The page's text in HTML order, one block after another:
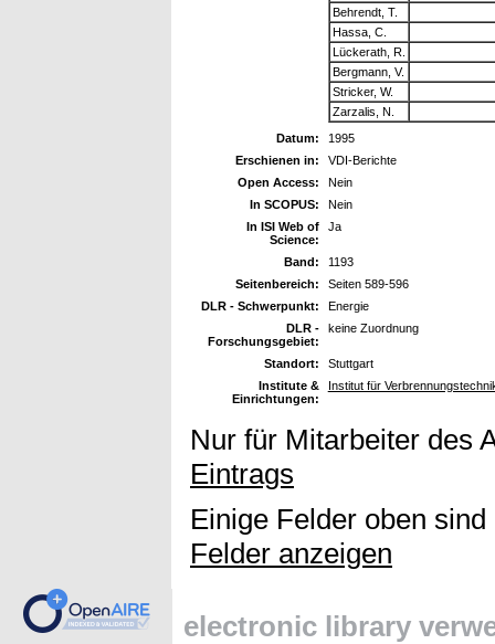
Behrendt, T.
Hassa, C.
Lückerath, R.
Bergmann, V.
Stricker, W.
Zarzalis, N.
Datum:
1995
Erschienen in:
VDI-Berichte
Open Access:
Nein
In SCOPUS:
Nein
In ISI Web of
Science:
Ja
Band:
1193
Seitenbereich:
Seiten 589-596
DLR - Schwerpunkt:
Energie
DLR -
Forschungsgebiet:
keine Zuordnung
Standort:
Stuttgart
Institute &
Einrichtungen:
Institut für
Nur für Mitarbeiter des
Eintrags
Einige Felder oben
Felder anzeigen
electronic library